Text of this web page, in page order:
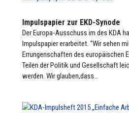
Impulspapier zur EKD-Synode
Der Europa-Ausschuss im des KDA
Impulspapier erarbeitet. “Wir sehen
Errungenschaften des europäischen
Teilen der Politik und Gesellschaft
werden. Wir glauben,dass...